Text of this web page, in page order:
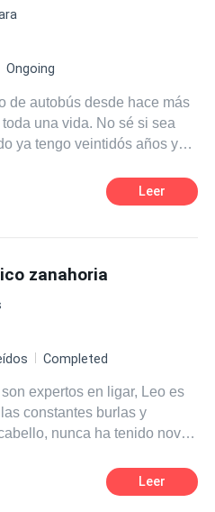
Ongoing
de autobús desde hace más
una vida. No sé si sea
ya tengo veintidós años y
mamá me llevaba al colegio.
un chico mayor que yo
de mis lentes, jamás me he
Leer
zanahoria
Completed
expertos en ligar, Leo es
constantes burlas y
nunca ha tenido novia
que coquetea con él e
inseguridades. Sin
Leer